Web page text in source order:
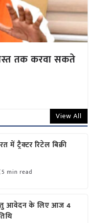
तक करवा सकते
View All
में ट्रैक्टर रिटेल बिक्री
5 min read
हेतु आवेदन के लिए आज 4